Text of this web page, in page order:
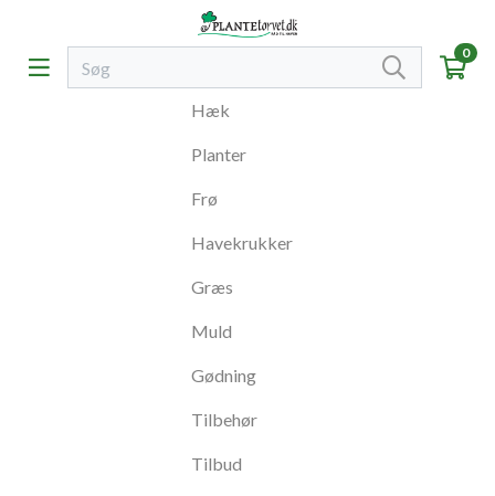
0
Hæk
Planter
Frø
Havekrukker
Græs
Muld
Gødning
Tilbehør
Tilbud